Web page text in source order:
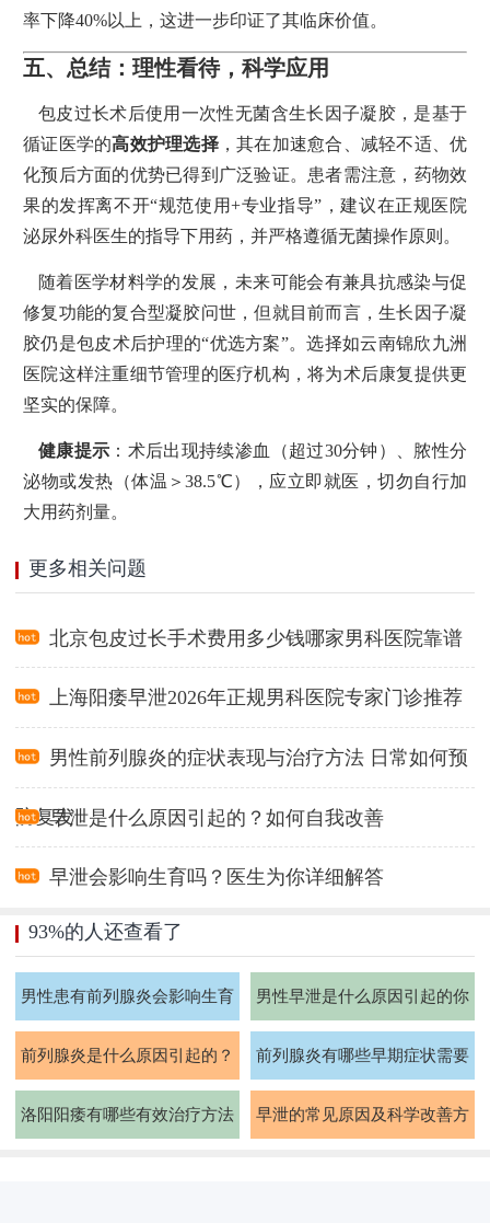
率下降40%以上，这进一步印证了其临床价值。
五、总结：理性看待，科学应用
包皮过长术后使用一次性无菌含生长因子凝胶，是基于
循证医学的高效护理选择，其在加速愈合、减轻不适、优
化预后方面的优势已得到广泛验证。患者需注意，药物效
果的发挥离不开“规范使用+专业指导”，建议在正规医院
泌尿外科医生的指导下用药，并严格遵循无菌操作原则。
随着医学材料学的发展，未来可能会有兼具抗感染与促
修复功能的复合型凝胶问世，但就目前而言，生长因子凝
胶仍是包皮术后护理的“优选方案”。选择如云南锦欣九洲
医院这样注重细节管理的医疗机构，将为术后康复提供更
坚实的保障。
健康提示 ：术后出现持续渗血（超过30分钟）、脓性分
泌物或发热（体温＞38.5℃），应立即就医，切勿自行加
大用药剂量。
更多相关问题
北京包皮过长手术费用多少钱哪家男科医院靠谱
上海阳痿早泄2026年正规男科医院专家门诊推荐
男性前列腺炎的症状表现与治疗方法 日常如何预
防复发早泄是什么原因引起的？如何自我改善
早泄会影响生育吗？医生为你详细解答
93%的人还查看了
男性患有前列腺炎会影响生育
能力吗
男性早泄是什么原因引起的你
知道吗
前列腺炎是什么原因引起的？
如何治疗
前列腺炎有哪些早期症状需要
注意
洛阳阳痿有哪些有效治疗方法 早泄的常见原因及科学改善方